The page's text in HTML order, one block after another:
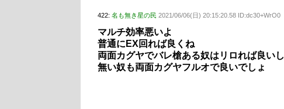
422: 名も無き星の民 2021/06/06(日) 20:15:20.58 ID:dc30+WrO0
マルチ効率悪いよ
普通にEX回れば良くね
両面カグヤでバレ槍ある奴はリロれば良いし
無い奴も両面カグヤフルオで良いでしょ